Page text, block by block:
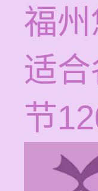
福
适
节